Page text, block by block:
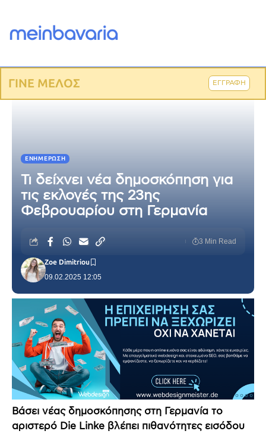
ΓΙΝΕ ΜΕΛΟΣ ΕΓΓΡΑΦΗ
ΕΝΗΜΈΡΩΣΗ
Τι δείχνει νέα δημοσκόπηση για
τις εκλογές της 23ης
Φεβρουαρίου στη Γερμανία
09.02.2025 12:05
Zoe Dimitriou
3 Min Read
Βάσει νέας δημοσκόπησης στη Γερμανία το
αριστερό Die Linke βλέπει πιθανότητες εισόδου